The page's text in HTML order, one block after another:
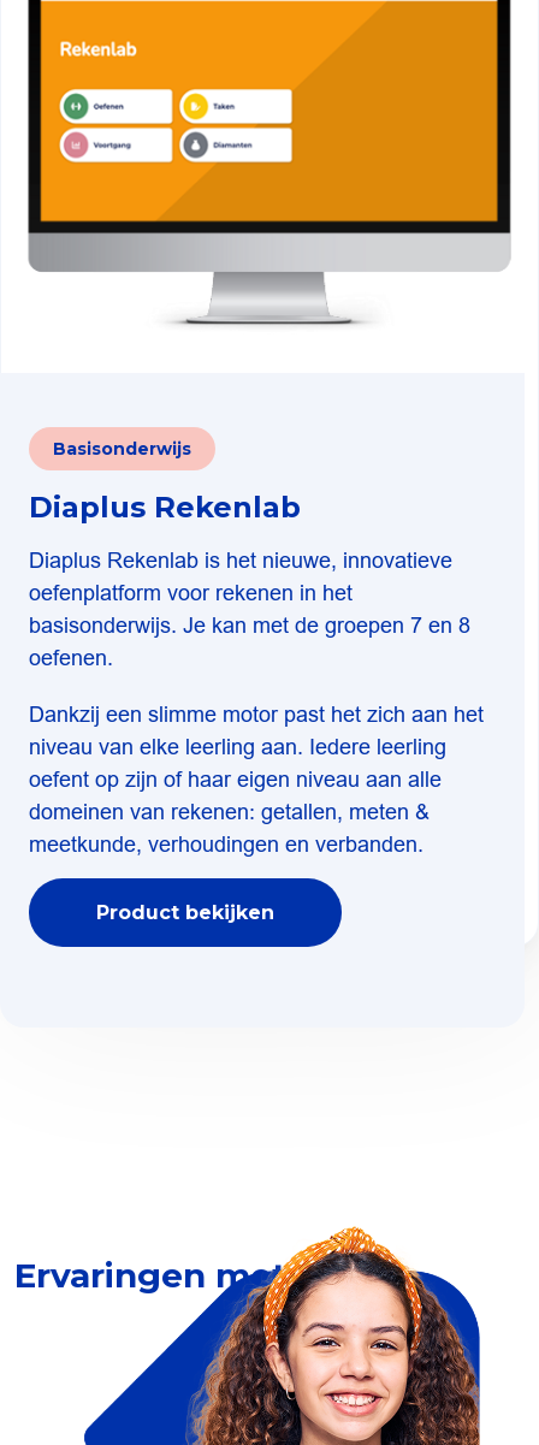
Basisonderwijs
Diaplus Rekenlab
Diaplus Rekenlab is het nieuwe, innovatieve
oefenplatform voor rekenen in het
basisonderwijs. Je kan met de groepen 7 en 8
oefenen.
Dankzij een slimme motor past het zich aan het
niveau van elke leerling aan. Iedere leerling
oefent op zijn of haar eigen niveau aan alle
domeinen van rekenen: getallen, meten &
meetkunde, verhoudingen en verbanden.
Product bekijken
Ervaringen met Dia